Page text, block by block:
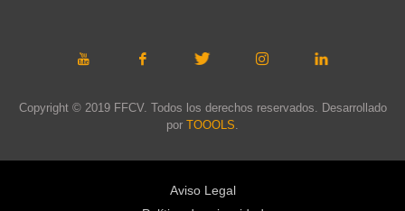
Copyright © 2019 FFCV. Todos los derechos reservados. Desarrollado
por TOOOLS.
Aviso Legal